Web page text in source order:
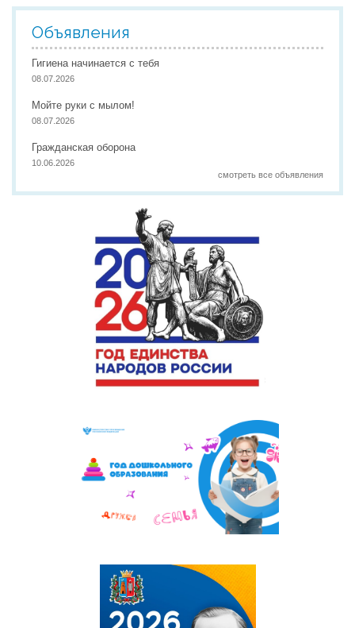
Объявления
Гигиена начинается с тебя
08.07.2026
Мойте руки с мылом!
08.07.2026
Гражданская оборона
10.06.2026
смотреть все объявления